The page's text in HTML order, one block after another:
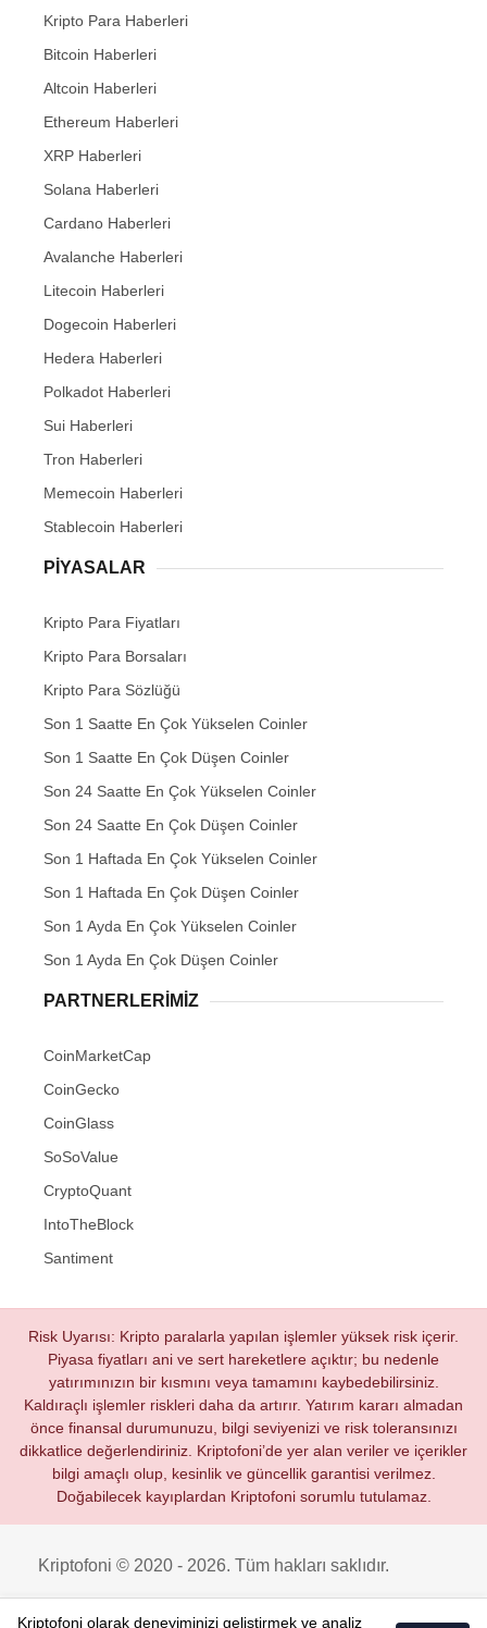
Kripto Para Haberleri
Bitcoin Haberleri
Altcoin Haberleri
Ethereum Haberleri
XRP Haberleri
Solana Haberleri
Cardano Haberleri
Avalanche Haberleri
Litecoin Haberleri
Dogecoin Haberleri
Hedera Haberleri
Polkadot Haberleri
Sui Haberleri
Tron Haberleri
Memecoin Haberleri
Stablecoin Haberleri
PIYASALAR
Kripto Para Fiyatları
Kripto Para Borsaları
Kripto Para Sözlüğü
Son 1 Saatte En Çok Yükselen Coinler
Son 1 Saatte En Çok Düşen Coinler
Son 24 Saatte En Çok Yükselen Coinler
Son 24 Saatte En Çok Düşen Coinler
Son 1 Haftada En Çok Yükselen Coinler
Son 1 Haftada En Çok Düşen Coinler
Son 1 Ayda En Çok Yükselen Coinler
Son 1 Ayda En Çok Düşen Coinler
PARTNERLERIMIZ
CoinMarketCap
CoinGecko
CoinGlass
SoSoValue
CryptoQuant
IntoTheBlock
Santiment
Risk Uyarısı: Kripto paralarla yapılan işlemler yüksek risk içerir.
Piyasa fiyatları ani ve sert hareketlere açıktır; bu nedenle
yatırımınızın bir kısmını veya tamamını kaybedebilirsiniz.
Kaldıraçlı işlemler riskleri daha da artırır. Yatırım kararı almadan
önce finansal durumunuzu, bilgi seviyenizi ve risk toleransınızı
dikkatlice değerlendiriniz. Kriptofoni’de yer alan veriler ve içerikler
bilgi amaçlı olup, kesinlik ve güncellik garantisi verilmez.
Doğabilecek kayıplardan Kriptofoni sorumlu tutulamaz.
Kriptofoni © 2020 - 2026. Tüm hakları saklıdır.
Kriptofoni olarak deneyiminizi geliştirmek ve analiz